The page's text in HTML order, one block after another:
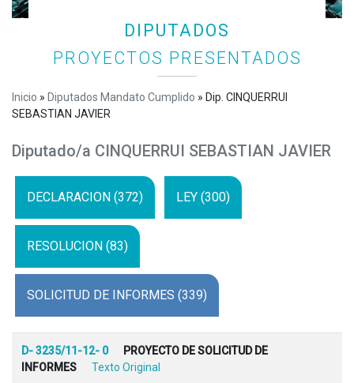
DIPUTADOS
PROYECTOS PRESENTADOS
Inicio » Diputados Mandato Cumplido » Dip. CINQUERRUI
SEBASTIAN JAVIER
Diputado/a CINQUERRUI SEBASTIAN JAVIER
DECLARACION (372) LEY (300)
RESOLUCION (83)
SOLICITUD DE INFORMES (339)
D- 3235/11-12- 0
PROYECTO DE SOLICITUD DE
INFORMES
Texto Original